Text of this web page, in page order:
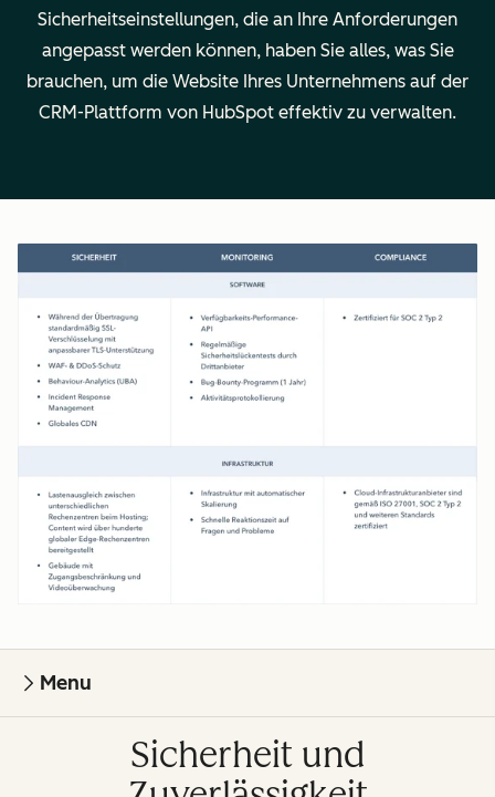
Sicherheitseinstellungen, die an Ihre Anforderungen
angepasst werden können, haben Sie alles, was Sie
brauchen, um die Website Ihres Unternehmens auf der
CRM-Plattform von HubSpot effektiv zu verwalten.
Menu
Sicherheit und